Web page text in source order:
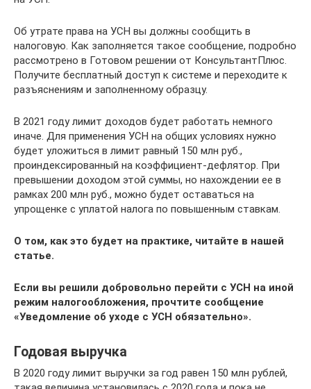
Об утрате права на УСН вы должны сообщить в
налоговую. Как заполняется такое сообщение, подробно
рассмотрено в Готовом решении от КонсультантПлюс.
Получите бесплатный доступ к системе и переходите к
разъяснениям и заполненному образцу.
В 2021 году лимит доходов будет работать немного
иначе. Для применения УСН на общих условиях нужно
будет уложиться в лимит равный 150 млн руб.,
проиндексированный на коэффициент-дефлятор. При
превышении доходом этой суммы, но нахождении ее в
рамках 200 млн руб., можно будет оставаться на
упрощенке с уплатой налога по повышенным ставкам.
О том, как это будет на практике, читайте в нашей
статье.
Если вы решили добровольно перейти с УСН на иной
режим налогообложения, прочтите сообщение
«Уведомление об уходе с УСН обязательно».
Годовая выручка
В 2020 году лимит выручки за год равен 150 млн рублей,